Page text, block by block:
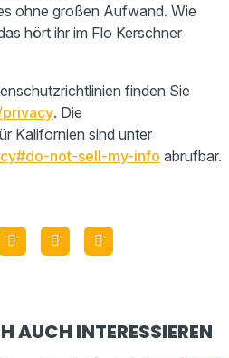
ohne großen Aufwand. Wie
hört ihr im Flo Kerschner
finden Sie
. Die
Kalifornien sind unter
not-sell-my-info abrufbar.
AUCH INTERESSIEREN